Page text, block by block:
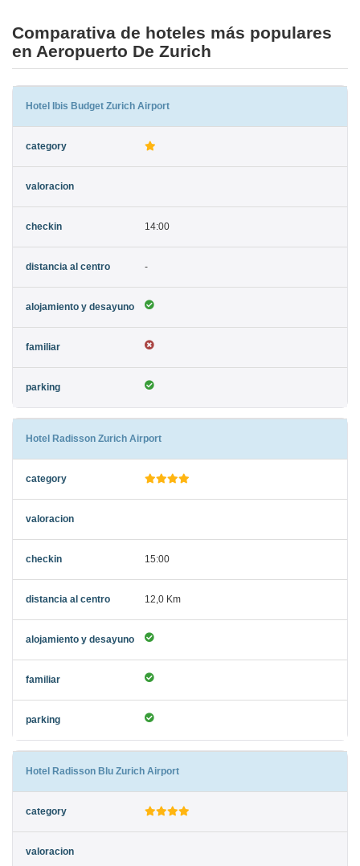
Comparativa de hoteles más populares
en Aeropuerto De Zurich
Hotel Ibis Budget Zurich Airport
14:00
-
Hotel Radisson Zurich Airport
15:00
12,0 Km
Hotel Radisson Blu Zurich Airport